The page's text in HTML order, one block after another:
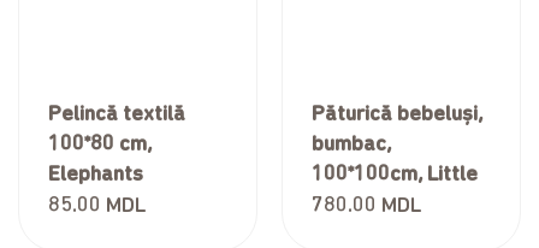
Pelincă textilă
100*80 cm,
Elephants
85.00 MDL
Păturică bebeluși,
bumbac,
100*100cm, Little
Angel Collection,
780.00 MDL